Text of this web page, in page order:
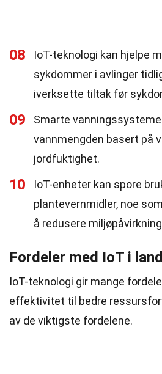
08
IoT-teknologi kan hjelpe
sykdommer i avlinger
iverksette tiltak før
09
Smarte
vannmengden basert på
jordfuktighet.
10
IoT-enheter kan spore
plantevernmidler, noe
å redusere
Fordeler med IoT i
IoT-teknologi gir mange
effektivitet til bedre
av de viktigste fordelene.